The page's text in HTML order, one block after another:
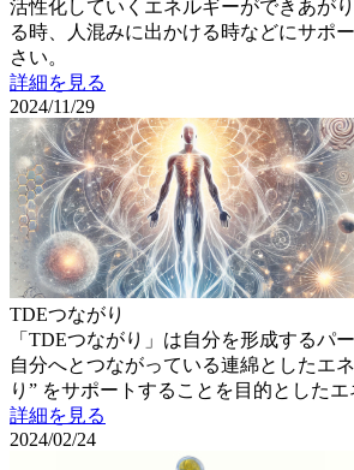
活性化していくエネルギーができあが
る時、人混みに出かける時などにサポ
さい。
詳細を見る
2024/11/29
TDEつながり
「TDEつながり」は自分を形成するパ
自分へとつながっている連綿としたエ
り” をサポートすることを目的としたエ
詳細を見る
2024/02/24